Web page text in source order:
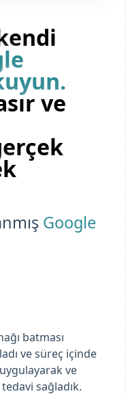
ve
Google
batması
ve süreç içinde
ve
sağladık.